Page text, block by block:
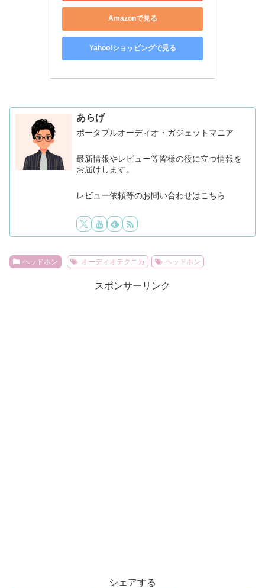
Amazonで見る
Yahoo!ショッピングで見る
あらげ
ポータブルオーディオ・ガジェットマニア
最新情報やレビュー等皆様の役に立つ情報を
お届けします。
レビュー依頼等のお問い合わせはこちら
ヘッドホン オーディオテクニカ ヘッドホン
スポンサーリンク
シェアする